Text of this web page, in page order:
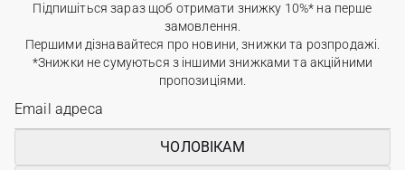
Підпишіться зараз щоб отримати знижку 10%* на перше
замовлення.
Першими дізнавайтеся про новини, знижки та розпродажі.
*Знижки не сумуються з іншими знижками та акційними
пропозиціями.
ЧОЛОВІКАМ